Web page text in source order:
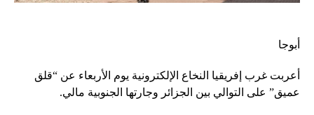
أبوجا
أعربت غرب إفريقيا النخاع الإلكترونية يوم الأربعاء عن “قلق
عميق” على التوالي بين الجزائر وجارتها الجنوبية مالي.